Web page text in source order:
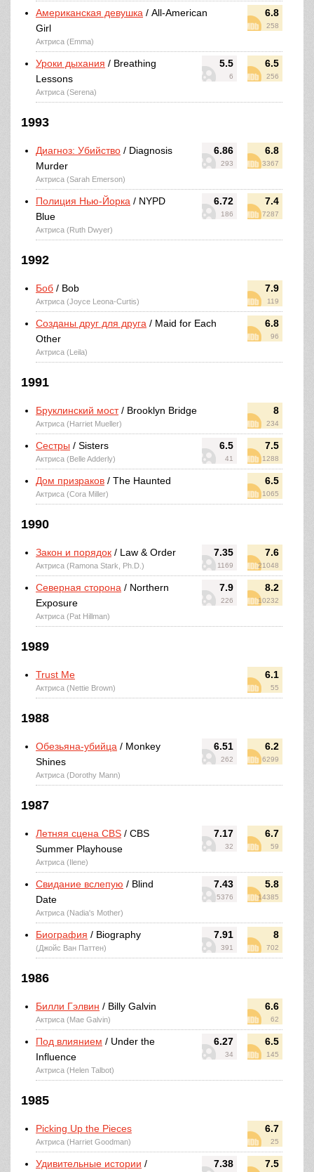
6.8
258
Американская девушка / All-American
Girl
Актриса (Emma)
5.5
6
6.5
256
Уроки дыхания / Breathing
Lessons
Актриса (Serena)
1993
6.86
293
6.8
3367
Диагноз: Убийство / Diagnosis
Murder
Актриса (Sarah Emerson)
6.72
186
7.4
7287
Полиция Нью-Йорка / NYPD
Blue
Актриса (Ruth Dwyer)
1992
7.9
119
Боб / Bob
Актриса (Joyce Leona-Curtis)
6.8
96
Созданы друг для друга / Maid for Each
Other
Актриса (Leila)
1991
8
234
Бруклинский мост/ Brooklyn Bridge
Актриса (Harriet Mueller)
6.5
41
7.5
1288
Сестры / Sisters
Актриса (Belle Adderly)
6.5
1065
Дом призраков / The Haunted
Актриса (Cora Miller)
1990
7.35
1169
7.6
21048
Закон и порядок / Law & Order
Актриса (Ramona Stark, Ph.D.)
7.9
226
8.2
10232
Северная сторона / Northern
Exposure
Актриса (Pat Hillman)
1989
6.1
55
Trust Me
Актриса (Nettie Brown)
1988
6.51
262
6.2
6299
Обезьяна-убийца / Monkey
Shines
Актриса (Dorothy Mann)
1987
7.17
32
6.7
59
Летняя сцена CBS / CBS
Summer Playhouse
Актриса (Ilene)
7.43
5376
5.8
14385
Свидание вслепую / Blind
Date
Актриса (Nadia's Mother)
7.91
391
8
702
Биография / Biography
(Джойс Ван Паттен)
1986
6.6
62
Билли Гэлвин / Billy Galvin
Актриса (Mae Galvin)
6.27
34
6.5
145
Под влиянием / Under the
Influence
Актриса (Helen Talbot)
1985
6.7
25
Picking Up the Pieces
Актриса (Harriet Goodman)
7.38 7.5
Удивительные истории /